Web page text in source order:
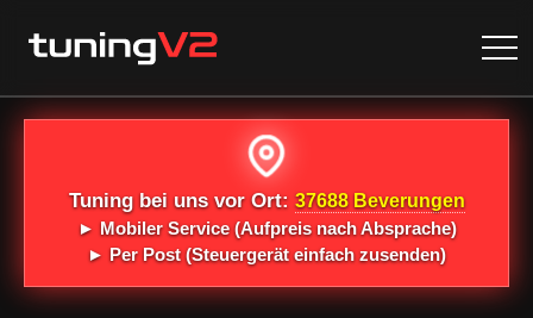
Tuning bei uns vor Ort: 37688 Beverungen
► Mobiler Service(Aufpreis nach Absprache)
►Per Post(Steuergerät einfach zusenden)